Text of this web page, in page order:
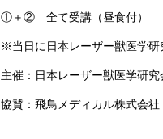
①＋② 全て受講（昼食付）
※当日に日本レーザー獣医学研
主催：日本レーザー獣医学研究
協賛：飛鳥メディカル株式会社